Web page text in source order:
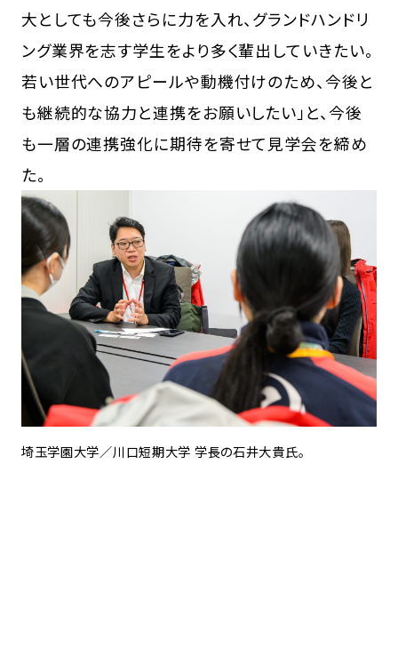
大としても今後さらに力を入れ、グランドハンドリ
ング業界を志す学生をより多く輩出していきたい。
若い世代へのアピールや動機付けのため、今後と
も継続的な協力と連携をお願いしたい」と、今後
も一層の連携強化に期待を寄せて見学会を締め
た。
埼玉学園大学／川口短期大学 学長の石井大貴氏。